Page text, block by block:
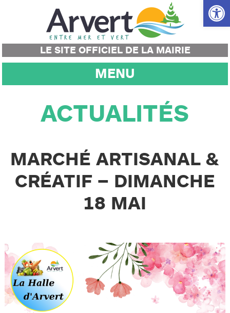
Ouvrir
LE SITE OFFICIEL DE LA MAIRIE
MENU
ACTUALITÉS
MARCHÉ ARTISANAL &
CRÉATIF – DIMANCHE
18 MAI